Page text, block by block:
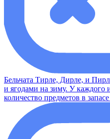
Бельчата Тирле, Дирле, и
и ягодами на зиму. У каждого
количество предметов в